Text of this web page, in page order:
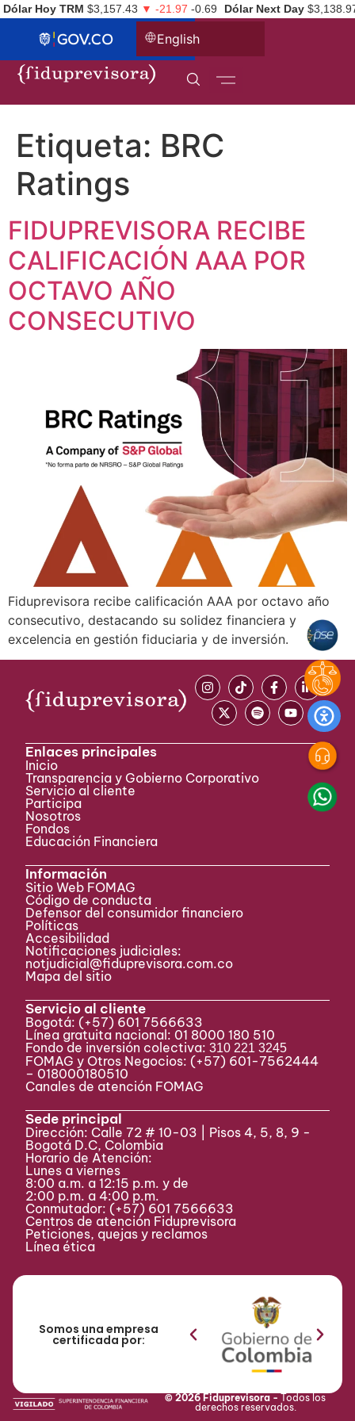
Dólar Hoy TRM $3,157.43 ▼ -21.97 -0.69 Dólar Next Day
English
Etiqueta: BRC
Ratings
FIDUPREVISORA RECIBE
CALIFICACIÓN AAA POR
OCTAVO AÑO
CONSECUTIVO
Fiduprevisora recibe calificación AAA por octavo año
consecutivo, destacando su solidez financiera y
excelencia en gestión fiduciaria y de inversión.
Enlaces principales
Inicio
Transparencia y Gobierno Corporativo
Servicio al cliente
Participa ​
Nosotros
Fondos
Educación Financiera
Información
Sitio Web FOMAG
Código de conducta
Defensor del consumidor financiero
Políticas
Accesibilidad
Notificaciones judiciales:
notjudicial@fiduprevisora.com.co
Mapa del sitio
Servicio al cliente
Bogotá: (+57) 601 7566633
Línea gratuita nacional: 01 8000 180 510
Fondo de inversión colectiva:310 221 3245
FOMAG y Otros Negocios: (+57) 601-7562444
– 018000180510
Canales de atención FOMAG
Sede principal
Dirección: Calle 72 # 10-03 | Pisos 4, 5, 8, 9 -
Bogotá D.C, Colombia
Horario de Atención:
Lunes a viernes
8:00 a.m. a 12:15 p.m. y de
2:00 p.m. a 4:00 p.m.
Conmutador: (+57) 601 7566633
Centros de atención Fiduprevisora
Peticiones, quejas y reclamos
Línea ética
Somos una empresa
certificada por:
© 2026 Fiduprevisora -Todos los
derechos reservados.